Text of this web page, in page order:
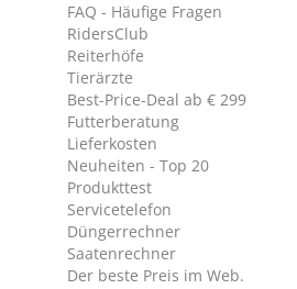
FAQ - Häufige Fragen
RidersClub
Reiterhöfe
Tierärzte
Best-Price-Deal ab € 299
Futterberatung
Lieferkosten
Neuheiten - Top 20
Produkttest
Servicetelefon
Düngerrechner
Saatenrechner
Der beste Preis im Web.